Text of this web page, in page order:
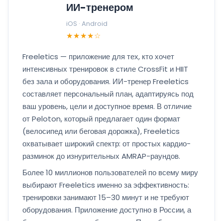
ИИ-тренером
iOS · Android
★★★★☆
Freeletics — приложение для тех, кто хочет
интенсивных тренировок в стиле CrossFit и HIIT
без зала и оборудования. ИИ-тренер Freeletics
составляет персональный план, адаптируясь под
ваш уровень, цели и доступное время. В отличие
от Peloton, который предлагает один формат
(велосипед или беговая дорожка), Freeletics
охватывает широкий спектр: от простых кардио-
разминок до изнурительных AMRAP-раундов.
Более 10 миллионов пользователей по всему миру
выбирают Freeletics именно за эффективность:
тренировки занимают 15–30 минут и не требуют
оборудования. Приложение доступно в России, а